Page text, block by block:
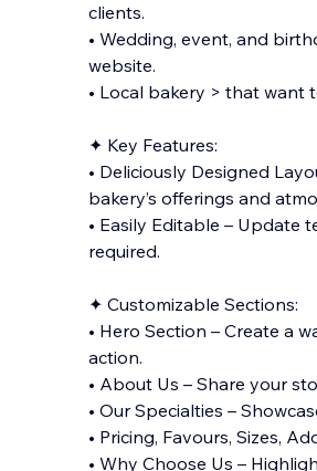
clients.
• Wedding, event, and
website.
• Local bakery > that want
✦ Key Features:
• Deliciously Designed
bakery’s offerings and
• Easily Editable – Update
required.
✦ Customizable Sections:
• Hero Section – Create a
action.
• About Us – Share your
• Our Specialties –
• Pricing, Favours, Sizes,
• Why Choose Us –